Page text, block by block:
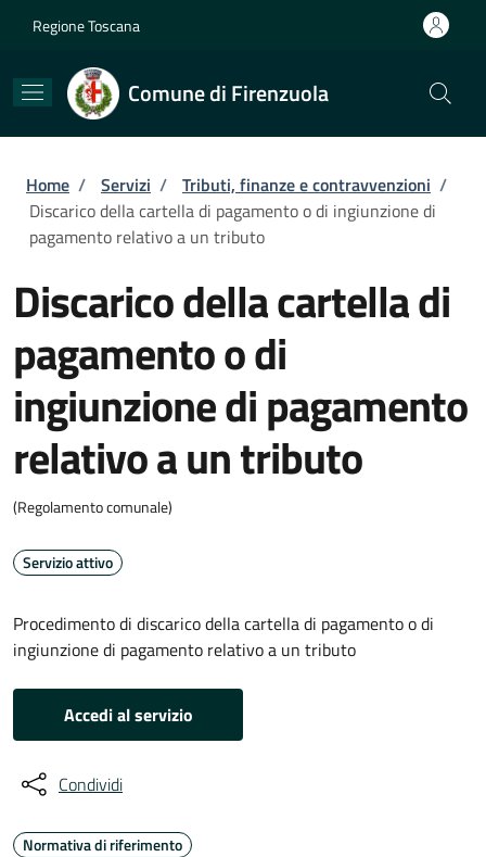
Regione Toscana
Comune di Firenzuola
Briciole di pane
Home / Servizi / Tributi, finanze e contravvenzioni /
Discarico della cartella di pagamento o di ingiunzione di
pagamento relativo a un tributo
Discarico della cartella di
pagamento o di
ingiunzione di pagamento
relativo a un tributo
(Regolamento comunale)
Servizio attivo
Procedimento di discarico della cartella di pagamento o di
ingiunzione di pagamento relativo a un tributo
Accedi al servizio
Condividi
Normativa di riferimento